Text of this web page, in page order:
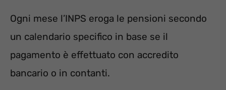
Ogni mese l’INPS eroga le pensioni secondo
un calendario specifico in base se il
pagamento è effettuato con accredito
bancario o in contanti.